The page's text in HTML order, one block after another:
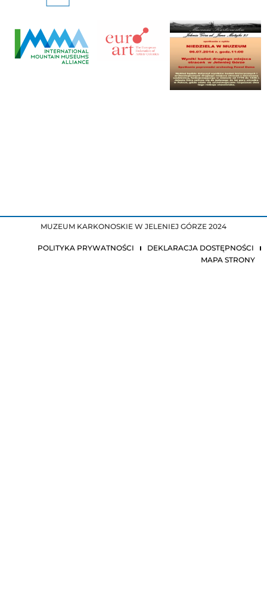
MUZEUM KARKONOSKIE W JELENIEJ GÓRZE 2024
POLITYKA PRYWATNOŚCI
DEKLARACJA DOSTĘPNOŚCI
MAPA STRONY